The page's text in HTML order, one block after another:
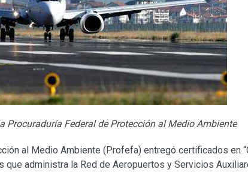
Procuraduría Federal de Protección al Medio Ambiente
al Medio Ambiente (Profefa) entregó certificados en
que administra la Red de Aeropuertos y Servicios